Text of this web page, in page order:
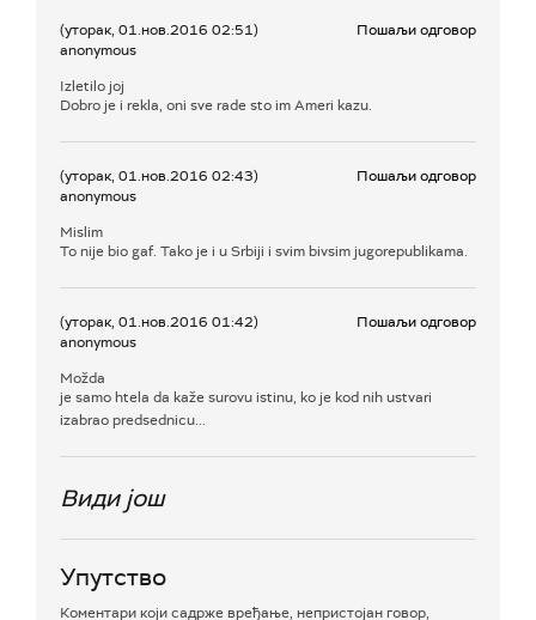
(уторак, 01.нов.2016 02:51)
anonymous
Пошаљи одговор
Izletilo joj
Dobro je i rekla, oni sve rade sto im Ameri kazu.
(уторак, 01.нов.2016 02:43)
anonymous
Пошаљи одговор
Mislim
To nije bio gaf. Tako je i u Srbiji i svim bivsim jugorepublikama.
(уторак, 01.нов.2016 01:42)
anonymous
Пошаљи одговор
Možda
je samo htela da kaže surovu istinu, ko je kod nih ustvari
izabrao predsednicu...
Види још
Упутство
Коментари који садрже вређање, непристојан говор,